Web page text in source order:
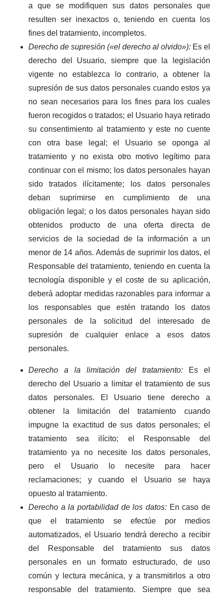
a que se modifiquen sus datos personales que
resulten ser inexactos o, teniendo en cuenta los
fines del tratamiento, incompletos.
Derecho de supresión («el derecho al olvido»): Es el
derecho del Usuario, siempre que la legislación
vigente no establezca lo contrario, a obtener la
supresión de sus datos personales cuando estos ya
no sean necesarios para los fines para los cuales
fueron recogidos o tratados; el Usuario haya retirado
su consentimiento al tratamiento y este no cuente
con otra base legal; el Usuario se oponga al
tratamiento y no exista otro motivo legítimo para
continuar con el mismo; los datos personales hayan
sido tratados ilícitamente; los datos personales
deban suprimirse en cumplimiento de una
obligación legal; o los datos personales hayan sido
obtenidos producto de una oferta directa de
servicios de la sociedad de la información a un
menor de 14 años. Además de suprimir los datos, el
Responsable del tratamiento, teniendo en cuenta la
tecnología disponible y el coste de su aplicación,
deberá adoptar medidas razonables para informar a
los responsables que estén tratando los datos
personales de la solicitud del interesado de
supresión de cualquier enlace a esos datos
personales.
Derecho a la limitación del tratamiento: Es el
derecho del Usuario a limitar el tratamiento de sus
datos personales. El Usuario tiene derecho a
obtener la limitación del tratamiento cuando
impugne la exactitud de sus datos personales; el
tratamiento sea ilícito; el Responsable del
tratamiento ya no necesite los datos personales,
pero el Usuario lo necesite para hacer
reclamaciones; y cuando el Usuario se haya
opuesto al tratamiento.
Derecho a la portabilidad de los datos: En caso de
que el tratamiento se efectúe por medios
automatizados, el Usuario tendrá derecho a recibir
del Responsable del tratamiento sus datos
personales en un formato estructurado, de uso
común y lectura mecánica, y a transmitirlos a otro
responsable del tratamiento. Siempre que sea